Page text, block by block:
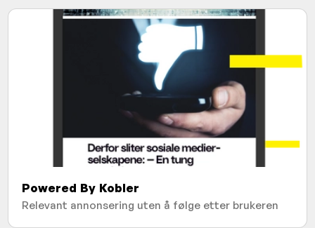
Powered By Kobler
Relevant annonsering uten å følge etter brukeren